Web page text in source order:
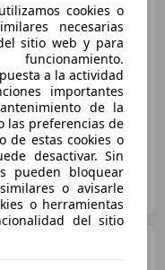
1
comparación
(116 CV)
cookies o
necesarias
sitio web y para
a la actividad
importantes
de la
las preferencias de
de estas cookies o
desactivar. Sin
pueden bloquear
o avisarle
o herramientas
del sitio